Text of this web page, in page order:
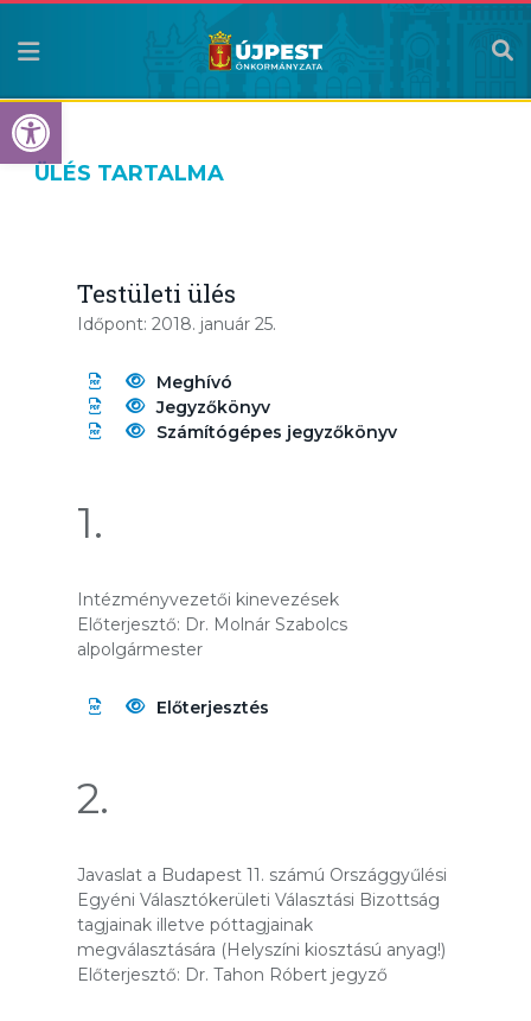
Eszköztár megnyitása
ÜLÉS TARTALMA
Testületi ülés
Időpont: 2018. január 25.
Meghívó
Jegyzőkönyv
Számítógépes jegyzőkönyv
1.
Intézményvezetői kinevezések
Előterjesztő: Dr. Molnár Szabolcs
alpolgármester
Előterjesztés
2.
Javaslat a Budapest 11. számú Országgyűlési
Egyéni Választókerületi Választási Bizottság
tagjainak illetve póttagjainak
megválasztására (Helyszíni kiosztású anyag!)
Előterjesztő: Dr. Tahon Róbert jegyző